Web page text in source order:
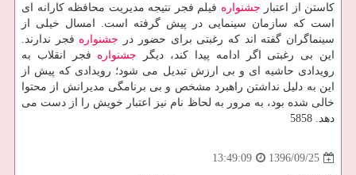
كاستن از اعتبار جشنواره فیلم فجر نتیجه مدیریت محافظه كارانه ای
است كه سازمان سینمایی در پیش گرفته است. امسال خیلی از
سینماگران گفته اند كه رغبتی برای حضور در جشنواره فجر ندارند.
این بی رغبتی اگر ادامه پیدا كند، دیگر جشنواره فجر انقلاب به
رویدادی حاشیه ای و بی ارزش تبدیل می شود؛ رویدادی كه پیش از
این به دلیل نداشتن راهبرد مشخص و بی برنامگی مدیرانش از محتوا
خالی شده بود، به مرور به لحاظ نام نیز اعتبار خویش را از دست می
دهد. 5858
1396/09/25
13:49:09